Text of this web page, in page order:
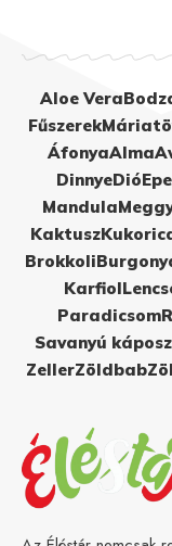
Aloe Vera
Fűszerek
ÁfonyaAlma
DinnyeDió
Mandula
Kaktusz
Brokkoli
Karfiol
Paradicsom
Savanyú
ZellerZöldbab